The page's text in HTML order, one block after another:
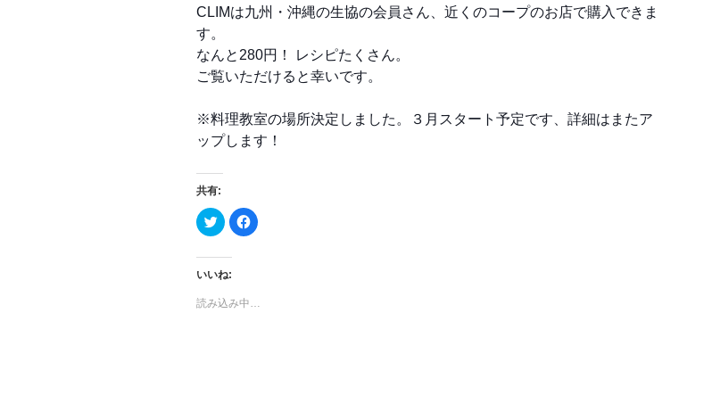
CLIMは九州・沖縄の生協の会員さん、近くのコープのお店で購入できま
す。
なんと280円！ レシピたくさん。
ご覧いただけると幸いです。
※料理教室の場所決定しました。３月スタート予定です、詳細はまたア
ップします！
共有:
ク
リ
し
て
T
i
F
a
で
いいね:
読み込み中…